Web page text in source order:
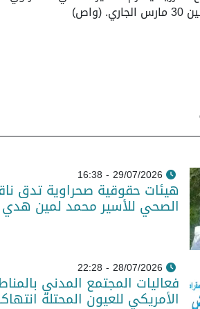
29/07/2026 - 16:38
هيئات حقوقية صحراوية تدق
الصحي للأسير محمد لمين هدي
28/07/2026 - 22:28
فعاليات المجتمع المدني
الأمريكي للعيون المحتلة